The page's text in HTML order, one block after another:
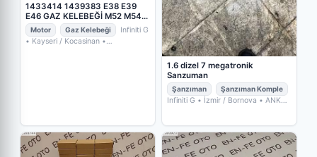
1433414 1439383 E38 E39
E46 GAZ KELEBEĞİ M52 M54
MAVİ ETİKET
Motor Gaz Kelebeği
Infiniti G
• Kayseri / Kocasinan •
1.6 dizel 7 megatronik
Sanzuman
Şanzıman Şanzıman Komple
Infiniti G • İzmir / Bornova • ANKA